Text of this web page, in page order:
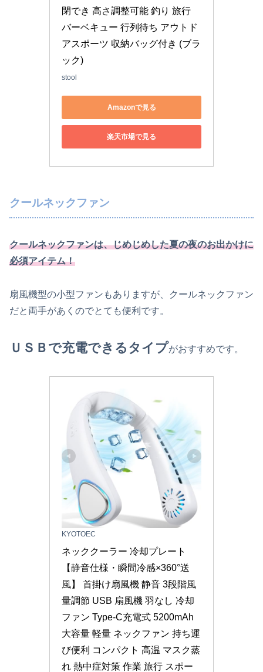
閉でき 高さ調整可能 釣り 旅行
バーベキュー 行列待ち アウトド
アスポーツ 収納バッグ付き (ブラ
ック)
stool
Amazonで見る
楽天市場で見る
クールネックファン
クールネックファンは、じめじめした夏の夜のお出かけに
必須アイテム！
扇風機型の小型ファンもありますが、クールネックファン
だと両手があくのでとても便利です。
ＵＳＢで充電できるタイプがおすすめです。
KYOTOEC
ネッククーラー 冷却プレート
【静音仕様・瞬間冷感×360°送
風】 首掛け扇風機 静音 3段階風
量調節 USB 扇風機 羽なし 冷却
ファン Type-C充電式 5200mAh
大容量 軽量 ネックファン 持ち運
び便利 コンパクト 高温 マスク蒸
れ 熱中症対策 作業 旅行 スポー